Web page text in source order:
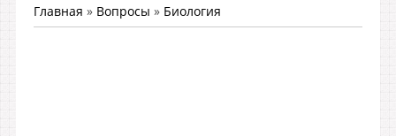
Главная » Вопросы » Биология